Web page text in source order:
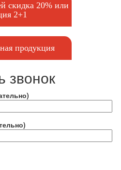
скидка 20% или
2+1
продукция
звонок